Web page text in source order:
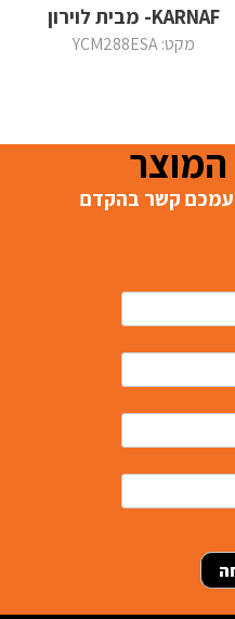
KARNAF- מבית לוירון
מקט: YCM288ESA
עמכם קשר בהקדם